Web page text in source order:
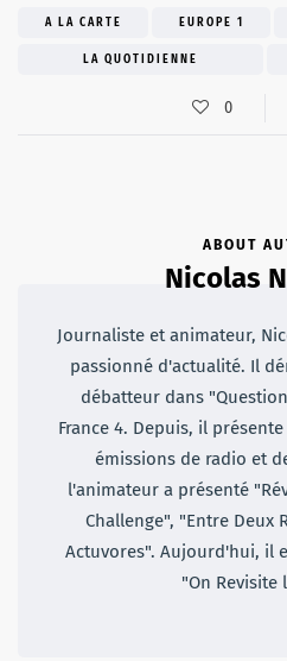
A LA CARTE EUROPE 1
LA QUOTIDIENNE
0
ABOUT
Nicolas
Journaliste et animateur,
passionné d'actualité. Il
débatteur dans
France 4. Depuis, il
émissions de radio et
l'animateur a présenté
Challenge", "Entre Deux
Actuvores". Aujourd'hui, il
"On Revisite